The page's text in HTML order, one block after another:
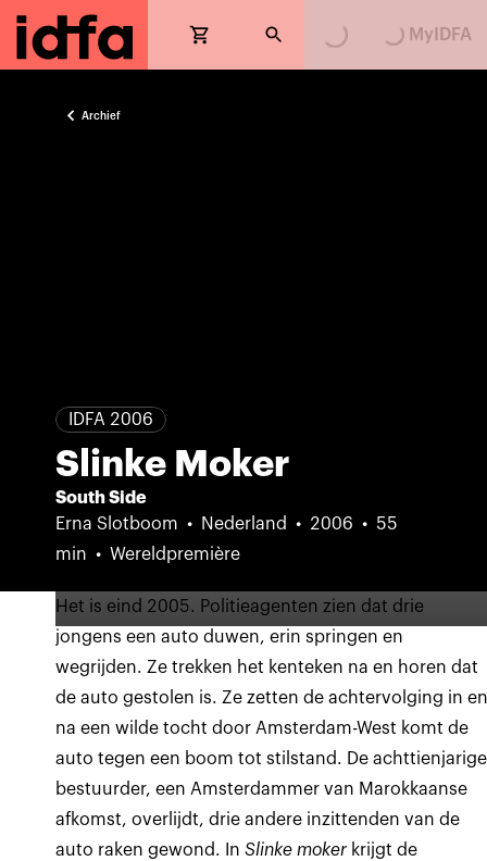
MyIDFA
Archief
IDFA 2006
Slinke Moker
South Side
Erna Slotboom
Nederland 2006
55
min
Wereldpremière
Het is eind 2005. Politieagenten zien dat drie
jongens een auto duwen, erin springen en
wegrijden. Ze trekken het kenteken na en horen dat
de auto gestolen is. Ze zetten de achtervolging in
na een wilde tocht door Amsterdam-West komt de
auto tegen een boom tot stilstand. De achttienjarige
bestuurder, een Amsterdammer van Marokkaanse
afkomst, overlijdt, drie andere inzittenden van de
auto raken gewond. InSlinke moker krijgt de